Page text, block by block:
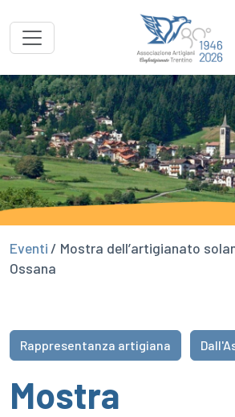
Eventi / Mostra dell’artigianato
Ossana
Rappresentanza artigiana
Mostra